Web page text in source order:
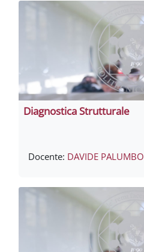
Diagnostica Strutturale
Docente: DAVIDE PALUMBO